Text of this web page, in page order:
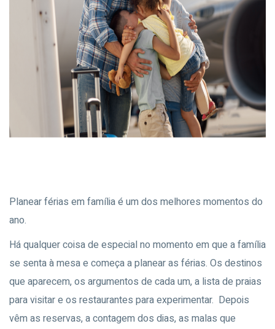
Planear férias em família é um dos melhores momentos do
ano.
Há qualquer coisa de especial no momento em que a família
se senta à mesa e começa a planear as férias. Os destinos
que aparecem, os argumentos de cada um, a lista de praias
para visitar e os restaurantes para experimentar. Depois
vêm as reservas, a contagem dos dias, as malas que